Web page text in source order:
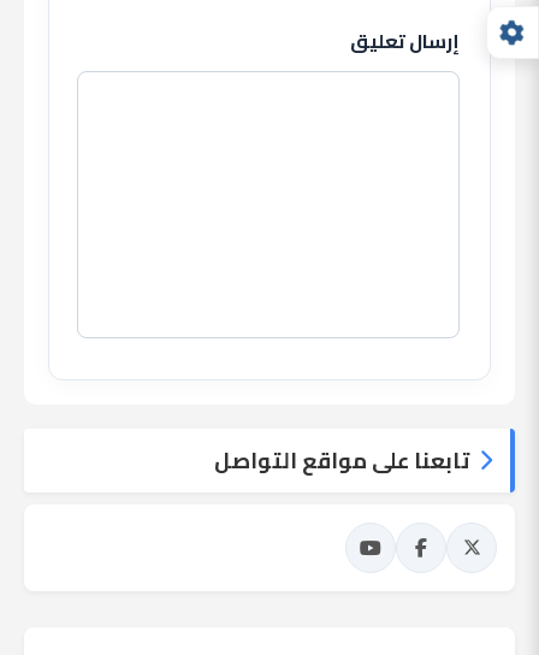
إرسال تعليق
تابعنا على مواقع التواصل